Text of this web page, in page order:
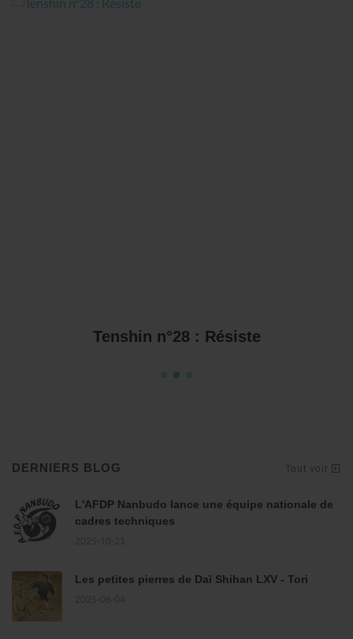
Tenshin n°28 : Résiste
DERNIERS BLOG Tout voir
L'AFDP Nanbudo lance une équipe nationale de
cadres techniques
Les petites pierres de Daï Shihan LXV - Tori